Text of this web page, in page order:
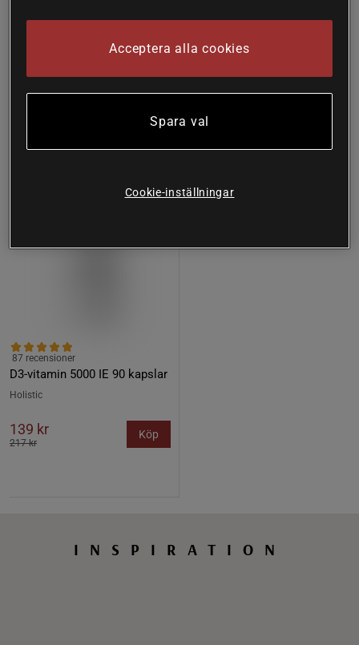
D3-vitamin 5000 IE 90 kapslar
87 recensioner
Holistic
139 kr
217 kr
Köp
INSPIRATION
Acceptera alla cookies
Spara val
Cookie-inställningar